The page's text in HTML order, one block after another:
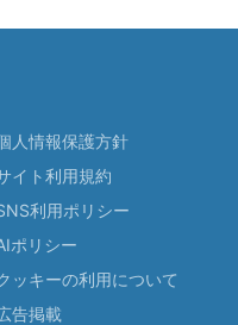
人情報保護方針
イト利用規約
利用ポリシー
ポリシー
ッキーの利用について
告掲載